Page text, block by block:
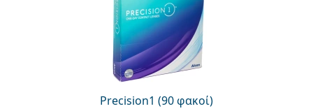
Precision1 (90 φακοί)